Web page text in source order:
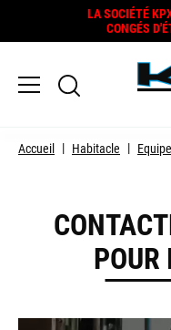
LA SOCIÉTÉ
CONGÉS
Accueil Habitacle
POUR